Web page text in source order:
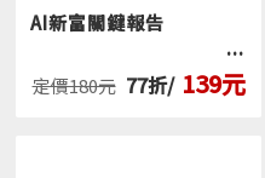
AI新富關鍵報告
定價180元 77折/ 139元